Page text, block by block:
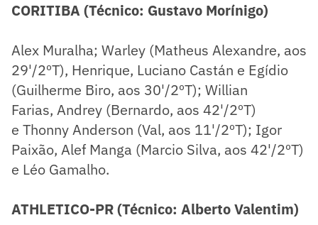
CORITIBA (Técnico: Gustavo Morínigo)
Alex Muralha; Warley (Matheus Alexandre, aos
29'/2ºT), Henrique, Luciano Castán e Egídio
(Guilherme Biro, aos 30'/2ºT); Willian
Farias, Andrey (Bernardo, aos 42'/2ºT)
e Thonny Anderson (Val, aos 11'/2ºT); Igor
Paixão, Alef Manga (Marcio Silva, aos 42'/2ºT)
e Léo Gamalho.
ATHLETICO-PR (Técnico: Alberto Valentim)